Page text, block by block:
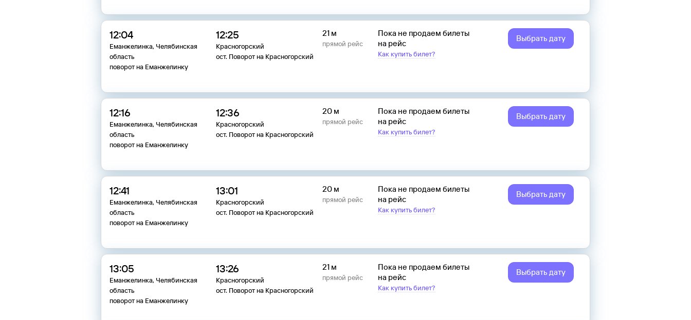
12:04
Еманжелинка, Челябинская
область
поворот на Еманжелинку
12:25
Красногорский
ост. Поворот на Красногорский
21 м
прямой рейс
Пока не продаем билеты
на рейс
Как купить билет?
Выбрать дату
12:16
Еманжелинка, Челябинская
область
поворот на Еманжелинку
12:36
Красногорский
ост. Поворот на Красногорский
20 м
прямой рейс
Пока не продаем билеты
на рейс
Как купить билет?
Выбрать дату
12:41
Еманжелинка, Челябинская
область
поворот на Еманжелинку
13:01
Красногорский
ост. Поворот на Красногорский
20 м
прямой рейс
Пока не продаем билеты
на рейс
Как купить билет?
Выбрать дату
13:05
Еманжелинка, Челябинская
область
поворот на Еманжелинку
13:26
Красногорский
ост. Поворот на Красногорский
21 м
прямой рейс
Пока не продаем билеты
на рейс
Как купить билет?
Выбрать дату